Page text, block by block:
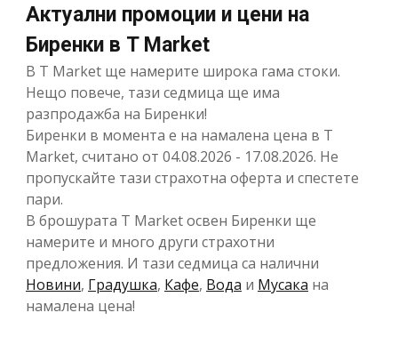
Актуални промоции и цени на
Биренки в T Market
В T Market ще намерите широка гама стоки.
Нещо повече, тази седмица ще има
разпродажба на Биренки!
Биренки в момента е на намалена цена в T
Market, считано от 04.08.2026 - 17.08.2026. Не
пропускайте тази страхотна оферта и спестете
пари.
В брошурата T Market освен Биренки ще
намерите и много други страхотни
предложения. И тази седмица са налични
Новини, Градушка, Кафе, Вода и Мусака на
намалена цена!